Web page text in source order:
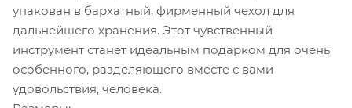
упакован в бархатный, фирменный чехол для
дальнейшего хранения. Этот чувственный
инструмент станет идеальным подарком для очень
особенного, разделяющего вместе с вами
удовольствия, человека.